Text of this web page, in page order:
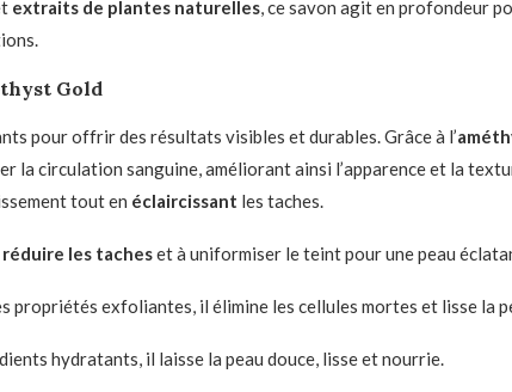
extraits de plantes naturelles, ce savon agit en profondeur
Gold
pour offrir des résultats visibles et durables. Grâce à l’
la circulation sanguine, améliorant ainsi l’apparence et la
tout en éclaircissant les taches.
réduire les tacheset à uniformiser le teint pour une peau
propriétés exfoliantes, il élimine les cellules mortes et lisse la
hydratants, il laisse la peau douce, lisse et nourrie.